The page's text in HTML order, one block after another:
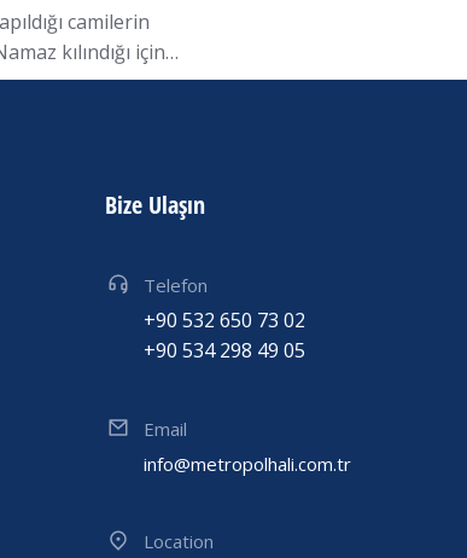
camilerin
kılındığı için…
Bize Ulaşın
Telefon
+90 532 650 73 02
+90 534 298 49 05
Email
info@metropolhali.com.tr
Location